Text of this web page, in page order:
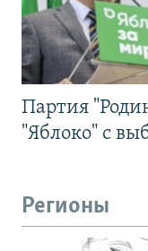
Партия
"Яблоко" с
Регионы